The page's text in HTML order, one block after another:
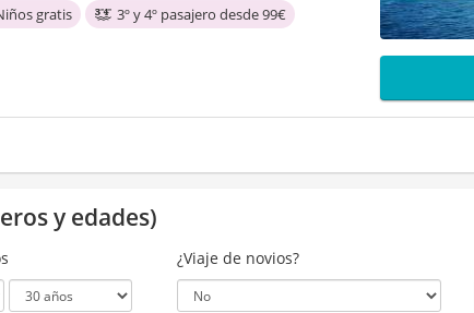
gratis 3º y 4º pasajero desde 99€
y edades)
¿Viaje de novios?